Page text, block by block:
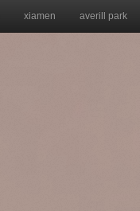
xiamen averill park